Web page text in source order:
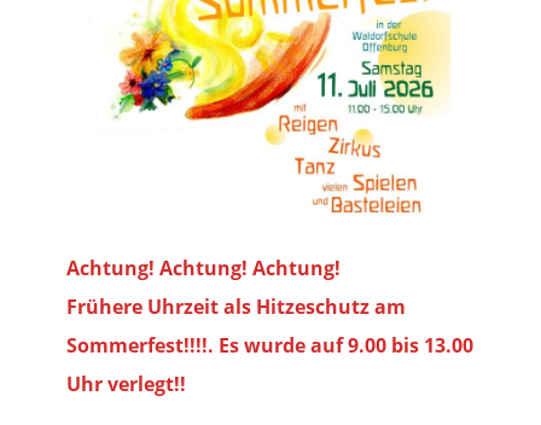
Achtung! Achtung! Achtung!
Frühere Uhrzeit als Hitzeschutz am
Sommerfest!!!!. Es wurde auf 9.00 bis 13.00
Uhr verlegt!!